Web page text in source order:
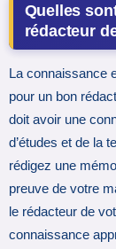
Quelles
rédacteur
La connaissance
pour un bon
doit avoir une
d’études et de la
rédigez une
preuve de votre
le rédacteur de
connaissance